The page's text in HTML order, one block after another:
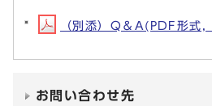
（別添）Q＆A(PDF形
お問い合わせ先